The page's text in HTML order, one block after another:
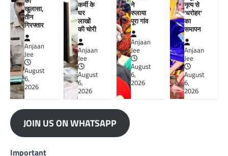
खुलासा,
तीन
गिरफ्तार
Anjaan
Jee
August
6,
2026
कर्मी के
घर
लाखों
की चोरी
Anjaan
Jee
August
6,
2026
ने
रुलाया
पूरा गांव
Anjaan
Jee
August
6,
2026
नृत्य से
‘धरोहर’
का
समापन
Anjaan
Jee
August
6,
2026
JOIN US ON WHATSAPP
Important